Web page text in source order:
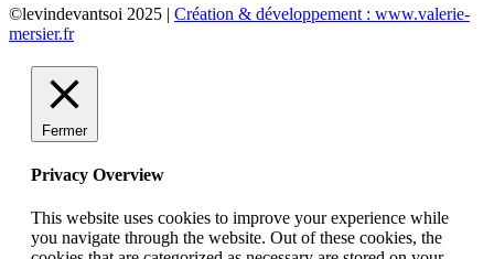
©levindevantsoi 2025 | Création & développement : www.valerie-
mersier.fr
Fermer
Privacy Overview
This website uses cookies to improve your experience while
you navigate through the website. Out of these cookies, the